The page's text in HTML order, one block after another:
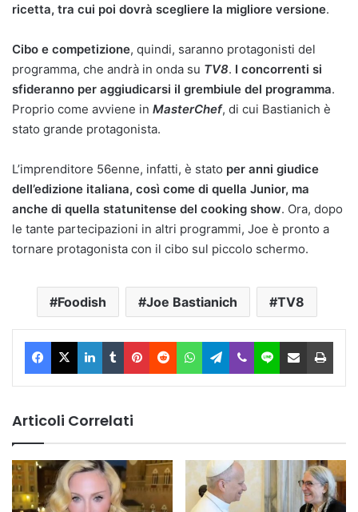
ricetta, tra cui poi dovrà scegliere la migliore versione.
Cibo e competizione, quindi, saranno protagonisti del
programma, che andrà in onda su TV8. I concorrenti si
sfideranno per aggiudicarsi il grembiule del programma.
Proprio come avviene in MasterChef, di cui Bastianich è
stato grande protagonista.
L’imprenditore 56enne, infatti, è stato per anni giudice
dell’edizione italiana, così come di quella Junior, ma
anche di quella statunitense del cooking show. Ora, dopo
le tante partecipazioni in altri programmi, Joe è pronto a
tornare protagonista con il cibo sul piccolo schermo.
Foodish Joe Bastianich TV8
Facebook
X LinkedIn
TumblrPinterest
RedditWhatsAppTelegram
ViberLine Condividi via Email
Articoli Correlati